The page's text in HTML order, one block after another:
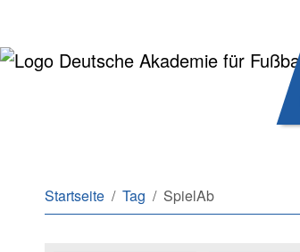
Sie sind hier:
Startseite Tag SpielAb